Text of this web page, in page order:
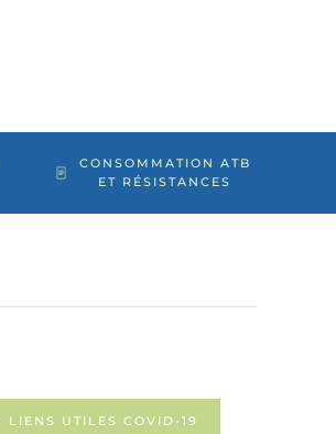
CONSOMMATION ATB
ET RÉSISTANCES
LIENS UTILES COVID-19